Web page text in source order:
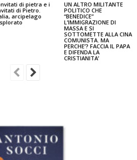
di pietra e i
di Pietro.
arcipelago
UN ALTRO MILITANTE
POLITICO CHE
“BENEDICE”
L’IMMIGRAZIONE DI
MASSA E SI
SOTTOMETTE ALLA CINA
COMUNISTA. MA
PERCHE’? FACCIA IL PAPA
E DIFENDA LA
CRISTIANITA’